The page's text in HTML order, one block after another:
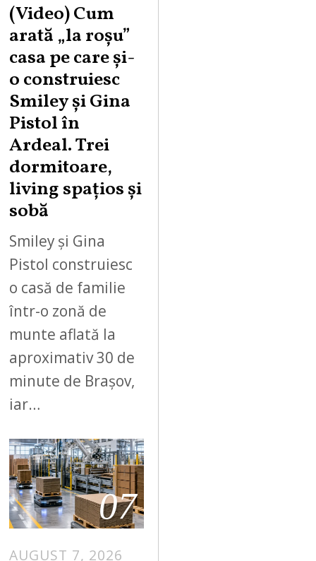
(Video) Cum
arată „la roşu”
casa pe care şi-
o construiesc
Smiley şi Gina
Pistol în
Ardeal. Trei
dormitoare,
living spațios și
sobă
Smiley și Gina
Pistol construiesc
o casă de familie
într-o zonă de
munte aflată la
aproximativ 30 de
minute de Brașov,
iar…
07
AUGUST 7, 2026